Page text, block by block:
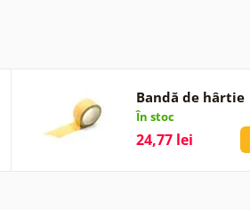
Bandă de hârtie
În stoc
24,77 lei